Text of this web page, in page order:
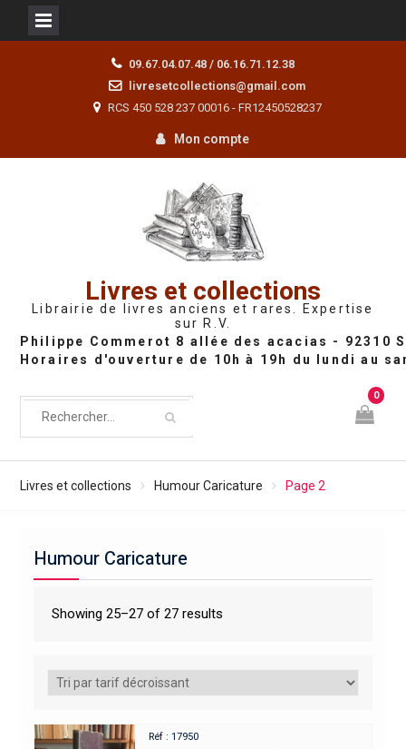
09.67.04.07.48 / 06.16.71.12.38
livresetcollections@gmail.com
RCS 450 528 237 00016 - FR12450528237
Mon compte
Livres et collections
Librairie de livres anciens et rares. Expertise
sur R.V.
0
Livres et collections Humour Caricature Page 2
Humour Caricature
Showing 25–27 of 27 results
Réf : 17950